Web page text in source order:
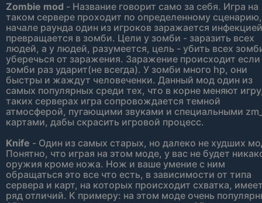
Zombie mod - Название говорит само за себя. Игра на
таком сервере проходит по определенному
начале раунда один из игроков заражается
превращается в зомби. Цели у зомби - заразить всех
людей, а у людей, разумеется, цель - убить всех
уберечься от заражения. Заражение происходит если
зомби раз ударит(не всегда). У зомби много hp, они
быстры и жаждут человеченки. Данный мод один из
самых популярных среди тех, что в корне меняют
таких серверах игра сопровождается темной
атмосферой, пугающими звуками и специальными
картами, дабы скрасить игровой процесс.
Knife - Один из самых старых, но далеко не худших
Понятно, что играя на этом моде, у вас не будет
оружия кроме ножа. Нож и ваше умение с ним
обращаться это все что есть, в зависимости от типа
сервера и карт, на которых происходит схватка,
ряд отличий. К примеру: на этом моде очень